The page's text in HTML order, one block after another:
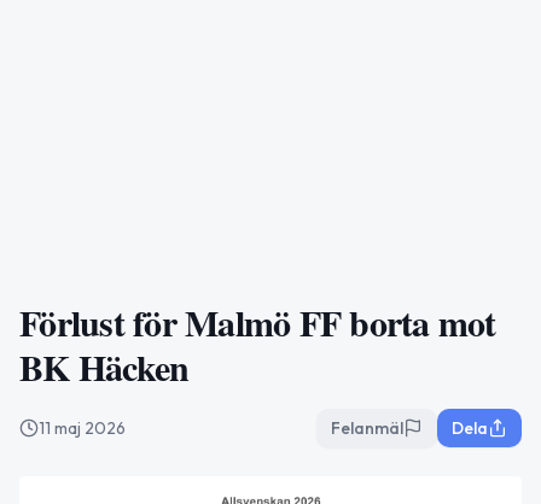
Förlust för Malmö FF borta mot
BK Häcken
11 maj 2026 Felanmäl Dela